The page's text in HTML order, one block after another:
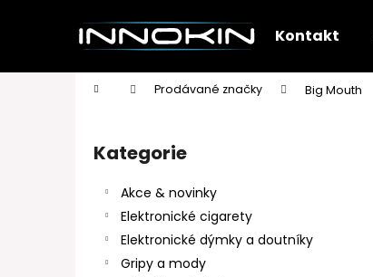
Kontakt
Domů Prodávané značky Big Mouth
Přeskočit
kategorie
Kategorie
Akce & novinky
Elektronické cigarety
Elektronické dýmky a doutníky
Gripy a mody
í
Zpět
do
Zpět
do